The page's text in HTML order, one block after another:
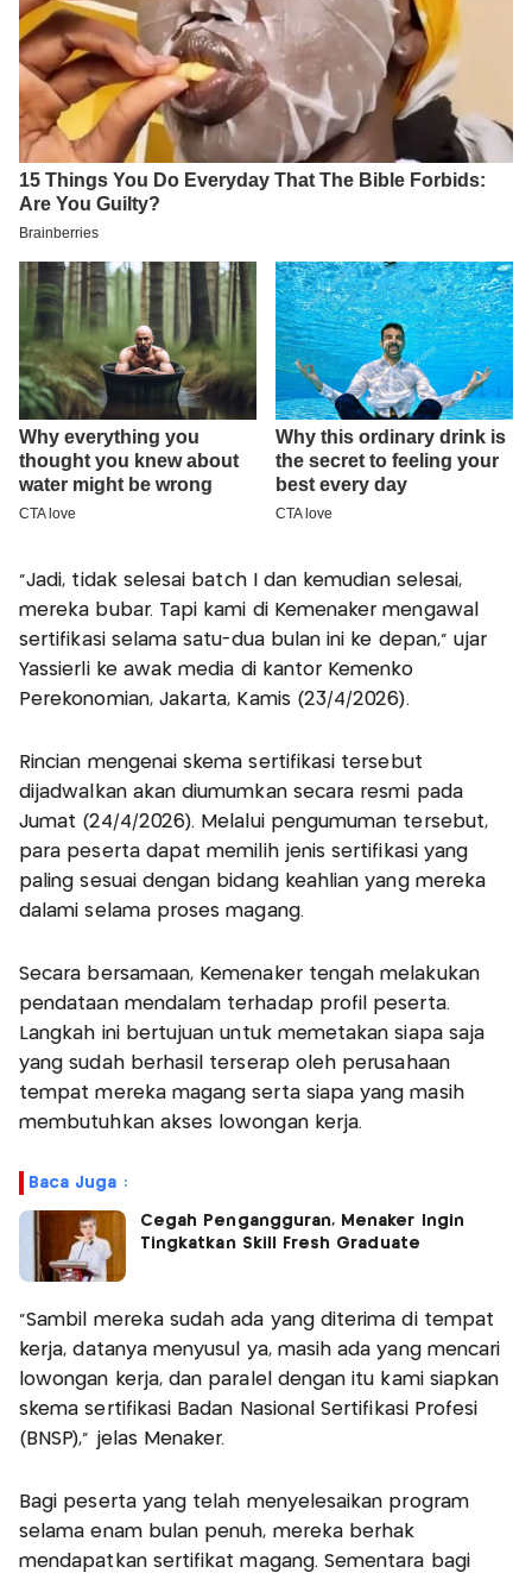
“Jadi, tidak selesai batch I dan kemudian selesai,
mereka bubar. Tapi kami di Kemenaker mengawal
sertifikasi selama satu-dua bulan ini ke depan,” ujar
Yassierli ke awak media di kantor Kemenko
Perekonomian, Jakarta, Kamis (23/4/2026).
Rincian mengenai skema sertifikasi tersebut
dijadwalkan akan diumumkan secara resmi pada
Jumat (24/4/2026). Melalui pengumuman tersebut,
para peserta dapat memilih jenis sertifikasi yang
paling sesuai dengan bidang keahlian yang mereka
dalami selama proses magang.
Secara bersamaan, Kemenaker tengah melakukan
pendataan mendalam terhadap profil peserta.
Langkah ini bertujuan untuk memetakan siapa saja
yang sudah berhasil terserap oleh perusahaan
tempat mereka magang serta siapa yang masih
membutuhkan akses lowongan kerja.
Baca Juga :
Cegah Pengangguran, Menaker Ingin
Tingkatkan Skill Fresh Graduate
“Sambil mereka sudah ada yang diterima di tempat
kerja, datanya menyusul ya, masih ada yang mencari
lowongan kerja, dan paralel dengan itu kami siapkan
skema sertifikasi Badan Nasional Sertifikasi Profesi
(BNSP),” jelas Menaker.
Bagi peserta yang telah menyelesaikan program
selama enam bulan penuh, mereka berhak
mendapatkan sertifikat magang. Sementara bagi